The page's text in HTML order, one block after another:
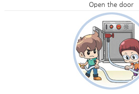
Open the door